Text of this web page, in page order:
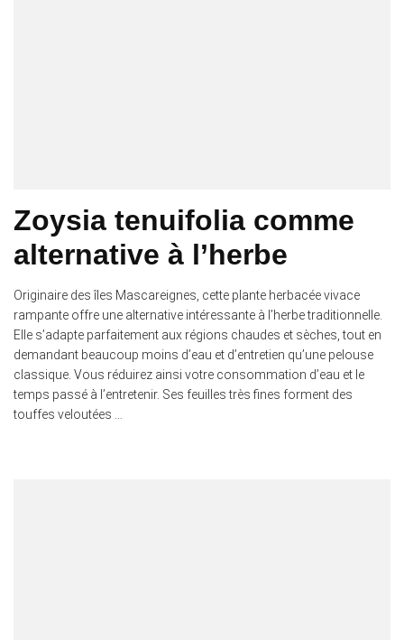
Zoysia tenuifolia comme
alternative à l’herbe
Originaire des îles Mascareignes, cette plante herbacée vivace
rampante offre une alternative intéressante à l’herbe traditionnelle.
Elle s’adapte parfaitement aux régions chaudes et sèches, tout en
demandant beaucoup moins d’eau et d’entretien qu’une pelouse
classique. Vous réduirez ainsi votre consommation d’eau et le
temps passé à l’entretenir. Ses feuilles très fines forment des
touffes veloutées …